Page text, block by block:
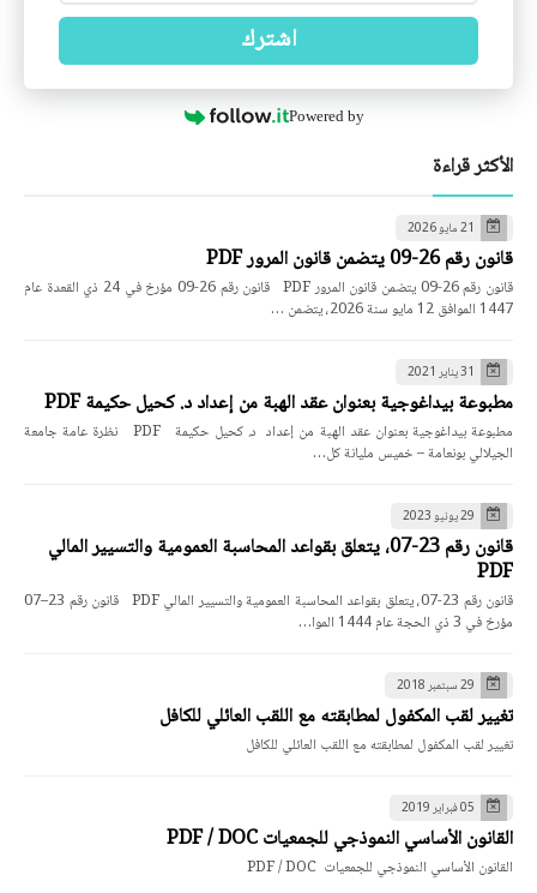
اشترك
Powered by
الأكثر قراءة
21 مايو 2026
قانون رقم 26-09 يتضمن قانون المرور PDF
قانون رقم 26-09 يتضمن قانون المرور PDF قانون رقم 26-09 مؤرخ في 24 ذي القعدة عام
1447 الموافق 12 مايو سنة 2026، يتضمن …
31 يناير 2021
مطبوعة بيداغوجية بعنوان عقد الهبة من إعداد د. كحيل حكيمة PDF
مطبوعة بيداغوجية بعنوان عقد الهبة من إعداد د. كحيل حكيمة PDF نظرة عامة جامعة
الجيلالي بونعامة – خميس مليانة كل…
29 يونيو 2023
قانون رقم 23-07، يتعلق بقواعد المحاسبة العمومية والتسيير المالي
PDF
قانون رقم 23-07، يتعلق بقواعد المحاسبة العمومية والتسيير المالي PDF قانون رقم 23–07
مؤرخ في 3 ذي الحجة عام 1444 الموا…
29 سبتمبر 2018
تغيير لقب المكفول لمطابقته مع اللقب العائلي للكافل
تغيير لقب المكفول لمطابقته مع اللقب العائلي للكافل
05 فبراير 2019
القانون الأساسي النموذجي للجمعيات PDF / DOC
القانون الأساسي النموذجي للجمعيات PDF / DOC